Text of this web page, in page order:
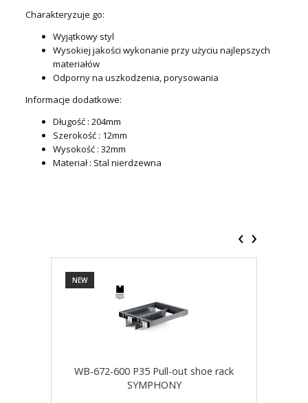
Charakteryzuje go:
Wyjątkowy styl
Wysokiej jakości wykonanie przy użyciu najlepszych
materiałów
Odporny na uszkodzenia, porysowania
Informacje dodatkowe:
Długość : 204mm
Szerokość : 12mm
Wysokość : 32mm
Materiał : Stal nierdzewna
WB-672-600 P35 Pull-out shoe rack
SYMPHONY
NEW
‹ ›